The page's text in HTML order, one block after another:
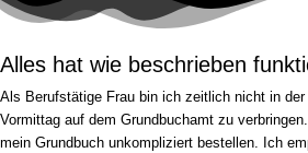
Alles hat wie beschrieben
Als Berufstätige Frau bin ich zeitlich nicht in der
Vormittag auf dem Grundbuchamt zu
mein Grundbuch unkompliziert bestellen. Ich